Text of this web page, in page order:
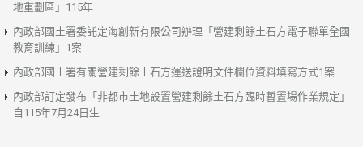
地重劃區」115年
內政部國土署委託定海創新有限公司辦理「營建剩餘土石方電子聯單全國
教育訓練」1案
內政部國土署有關營建剩餘土石方運送證明文件欄位資料填寫方式1案
內政部訂定發布「非都市土地設置營建剩餘土石方臨時暫置場作業規定」
自115年7月24日生